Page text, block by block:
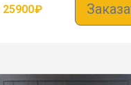
25900₽